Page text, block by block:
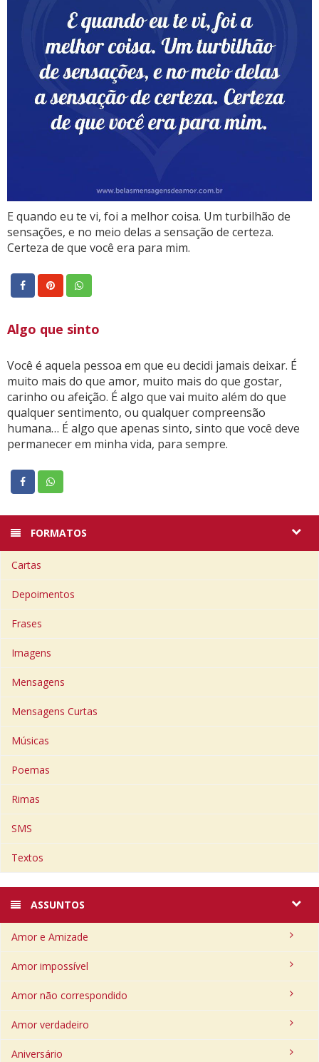
E quando eu te vi, foi a melhor coisa. Um turbilhão de
sensações, e no meio delas a sensação de certeza.
Certeza de que você era para mim.
Algo que sinto
Você é aquela pessoa em que eu decidi jamais deixar. É
muito mais do que amor, muito mais do que gostar,
carinho ou afeição. É algo que vai muito além do que
qualquer sentimento, ou qualquer compreensão
humana… É algo que apenas sinto, sinto que você deve
permanecer em minha vida, para sempre.
FORMATOS
Cartas
Depoimentos
Frases
Imagens
Mensagens
Mensagens Curtas
Músicas
Poemas
Rimas
SMS
Textos
ASSUNTOS
Amor e Amizade
Amor impossível
Amor não correspondido
Amor verdadeiro
Aniversário